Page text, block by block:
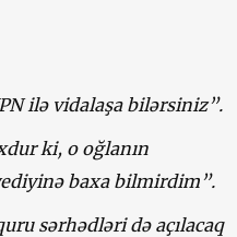
ilə vidalaşa bilərsiniz”.
ki, o oğlanın
baxa bilmirdim”.
sərhədləri də açılacaq